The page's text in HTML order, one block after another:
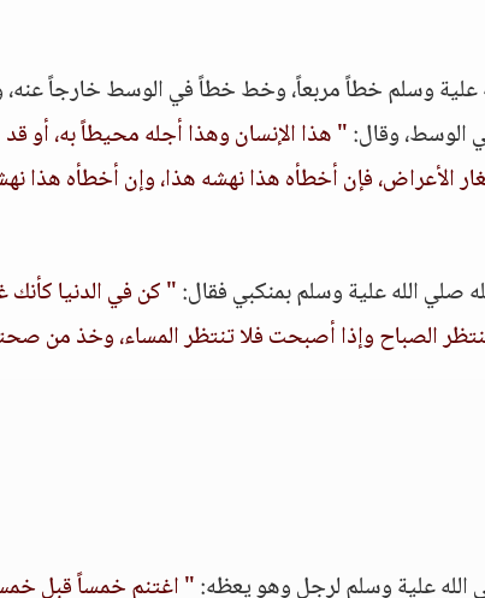
علية وسلم خطاً مربعاً، وخط خطاً في الوسط خارجاً
الوسط، وقال:" هذا الإنسان وهذا أجله محيطاً به، أو قد
الأعراض، فإن أخطأه هذا نهشه هذا، وإن أخطأه هذا
صلي الله علية وسلم بمنكبي فقال:" كن في الدنيا
الصباح وإذا أصبحت فلا تنتظر المساء، وخذ من
الله علية وسلم لرجل وهو يعظه:" اغتنم خمساً قبل